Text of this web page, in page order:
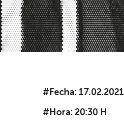
#Fecha: 17.02.2021
#Hora: 20:30 H